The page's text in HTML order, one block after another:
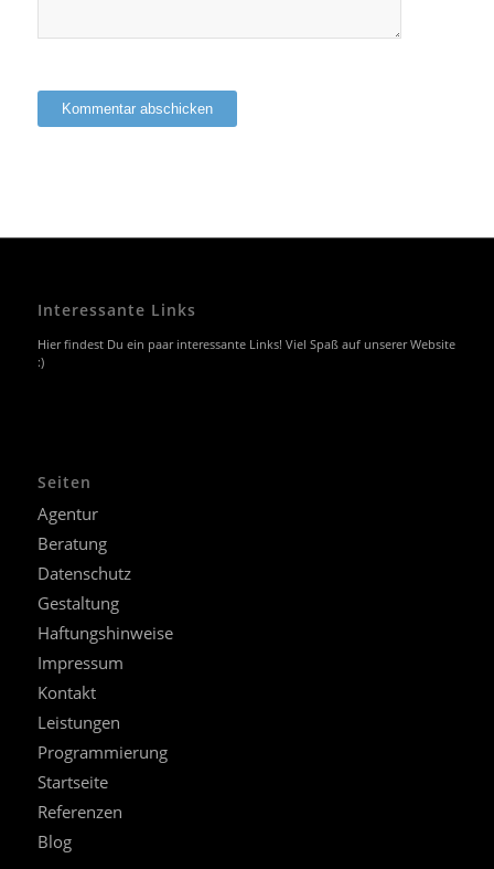
Interessante Links
Hier findest Du ein paar interessante Links! Viel Spaß auf unserer Website
:)
Seiten
Agentur
Beratung
Datenschutz
Gestaltung
Haftungshinweise
Impressum
Kontakt
Leistungen
Programmierung
Startseite
Referenzen
Blog